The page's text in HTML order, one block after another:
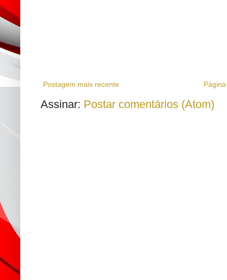
Postagem mais recente
Assinar: Postar comentários (Atom)